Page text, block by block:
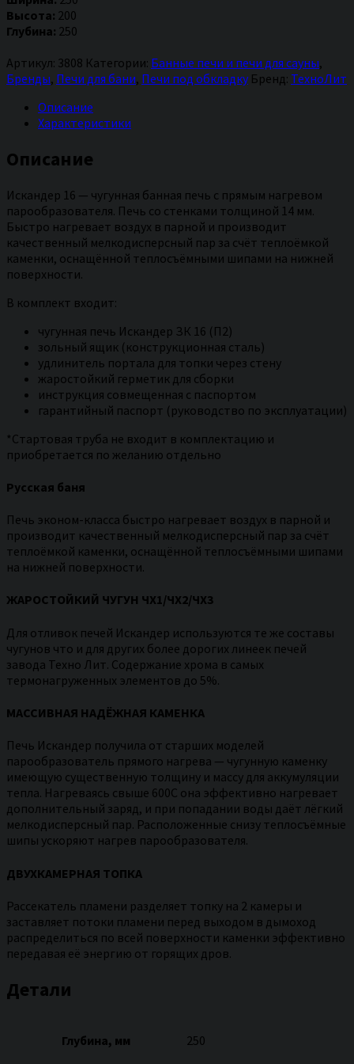
бани
Искандер
ЗК
(П2)
Высота: 200
Глубина: 250
Артикул: 3808 Категории: Банные печи и печи для сауны,
Бренды, Печи для бани, Печи под обкладку Бренд: ТехноЛит
Описание
Характеристики
Описание
Искандер 16 — чугунная банная печь с прямым нагревом
парообразователя. Печь со стенками толщиной 14 мм.
Быстро нагревает воздух в парной и производит
качественный мелкодисперсный пар за счёт теплоёмкой
каменки, оснащённой теплосъёмными шипами на нижней
поверхности.
В комплект входит:
чугунная печь Искандер ЗК 16 (П2)
зольный ящик (конструкционная сталь)
удлинитель портала для топки через стену
жаростойкий герметик для сборки
инструкция совмещенная с паспортом
гарантийный паспорт (руководство по эксплуатации)
*Стартовая труба не входит в комплектацию и
приобретается по желанию отдельно
Русская баня
Печь эконом-класса быстро нагревает воздух в парной и
производит качественный мелкодисперсный пар за счёт
теплоёмкой каменки, оснащённой теплосъёмными шипами
на нижней поверхности.
ЖАРОСТОЙКИЙ ЧУГУН ЧХ1/ЧХ2/ЧХ3
Для отливок печей Искандер используются те же составы
чугунов что и для других более дорогих линеек печей
завода Техно Лит. Содержание хрома в самых
термонагруженных элементов до 5%.
МАССИВНАЯ НАДЁЖНАЯ КАМЕНКА
Печь Искандер получила от старших моделей
парообразователь прямого нагрева — чугунную каменку
имеющую существенную толщину и массу для аккумуляции
тепла. Нагреваясь свыше 600С она эффективно нагревает
дополнительный заряд, и при попадании воды даёт лёгкий
мелкодисперсный пар. Расположенные снизу теплосъёмные
шипы ускоряют нагрев парообразователя.
ДВУХКАМЕРНАЯ ТОПКА
Рассекатель пламени разделяет топку на 2 камеры и
заставляет потоки пламени перед выходом в дымоход
распределиться по всей поверхности каменки эффективно
передавая её энергию от горящих дров.
Детали
Глубина, мм 250